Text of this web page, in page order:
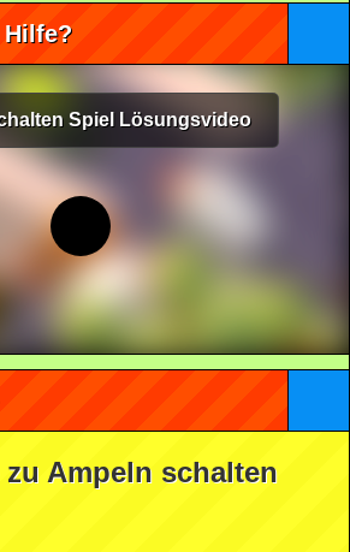
Spiel Lösungsvideo
Ampeln schalten